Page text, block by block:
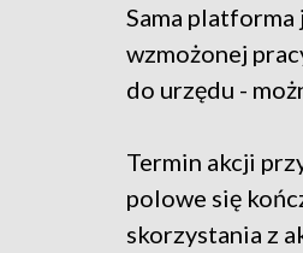
Sama
wzmożonej
do urzędu -
Termin akcji
polowe się
skorzystania z